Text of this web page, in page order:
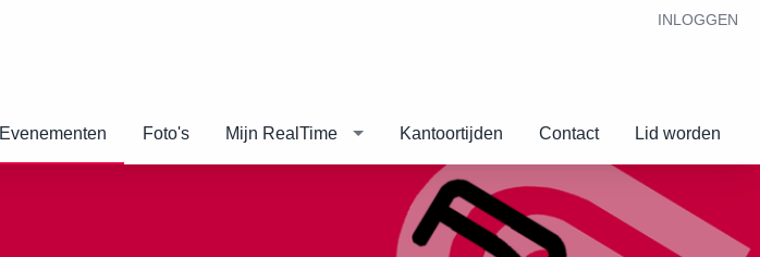
INLOGGEN
Evenementen Foto's Mijn RealTime Kantoortijden Contact Lid worden